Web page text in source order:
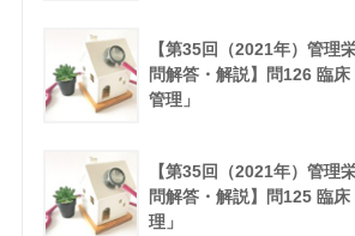
【第35回（2021年）管理
問解答・解説】問126 臨
管理」
【第35回（2021年）管理
問解答・解説】問125 臨
理」